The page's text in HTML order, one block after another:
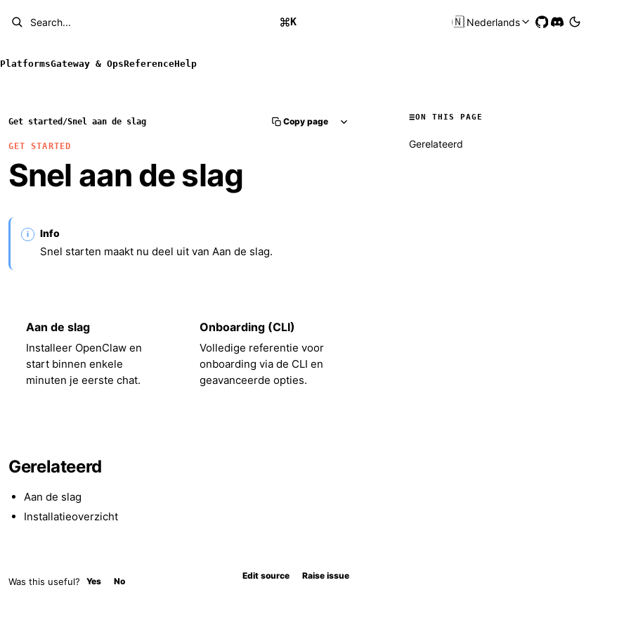
Search... K 🇳🇱Nederlands
PlatformsGateway & OpsReferenceHelp
Get started /Snel aan de slag Copy page
GET STARTED
Snel aan de slag
Info
Snel starten maakt nu deel uit van Aan de slag.
Aan de slag
Installeer OpenClaw en
start binnen enkele
minuten je eerste chat.
Onboarding (CLI)
Volledige referentie voor
onboarding via de CLI en
geavanceerde opties.
Gerelateerd
Aan de slag
Installatieoverzicht
Was this useful? Yes No
Edit source Raise issue
ON THIS PAGE
Gerelateerd